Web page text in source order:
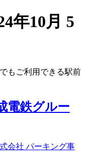
年10月 5
もご利用できる駅前
電鉄グルー